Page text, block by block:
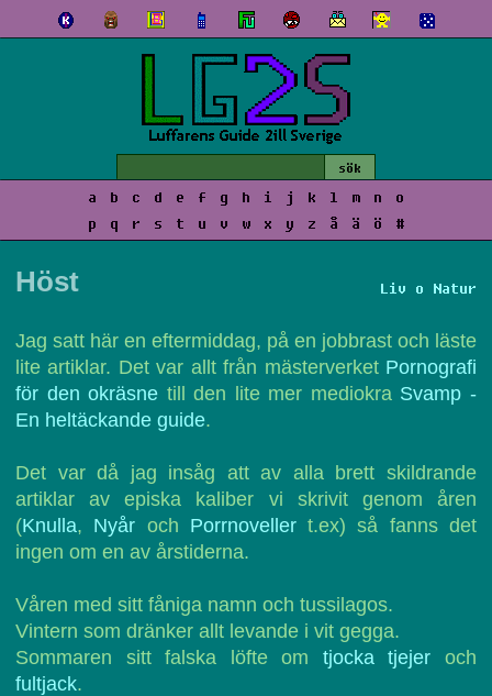
a b c d e f g h i j k l m n
o
p
q r s t u v w x y z å ä ö #
Liv o Natur
Höst
Jag satt här en eftermiddag, på en jobbrast och läste
lite artiklar. Det var allt från mästerverket Pornografi
för den okräsne till den lite mer mediokra Svamp -
En heltäckande guide.
Det var då jag insåg att av alla brett skildrande
artiklar av episka kaliber vi skrivit genom åren
(Knulla, Nyår och Porrnovellert.ex) så fanns det
ingen om en av årstiderna.
Våren med sitt fåniga namn och tussilagos.
Vintern som dränker allt levande i vit gegga.
Sommaren sitt falska löfte om tjocka tjejer och
fultjack.